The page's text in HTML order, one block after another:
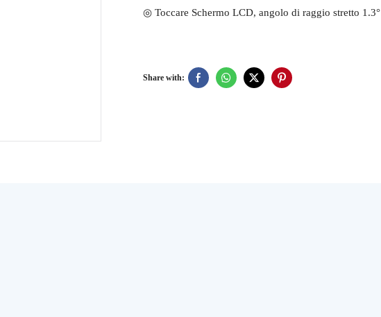
◎ Toccare Schermo LCD, angolo di raggio stretto 1.3°
Share with: